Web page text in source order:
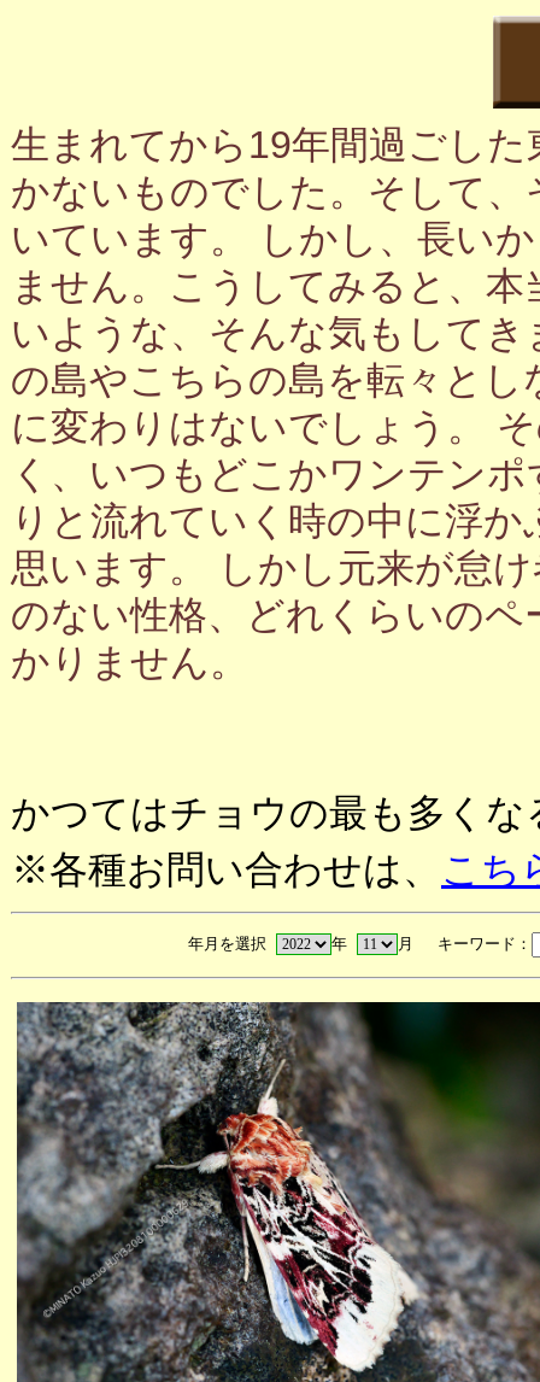
生まれてから19年間過ごし
かないものでした。そして
いています。 しかし、長い
ません。こうしてみると、
いような、そんな気もして
の島やこちらの島を転々と
に変わりはないでしょう。
く、いつもどこかワンテン
りと流れていく時の中に浮
思います。 しかし元来が怠
のない性格、どれくらいの
かりません。
かつてはチョウの最も多く
※各種お問い合わせは、 こち
年月を選択 年 月 キーワード：